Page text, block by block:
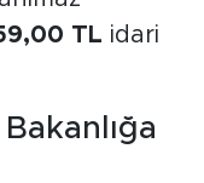
TL idari